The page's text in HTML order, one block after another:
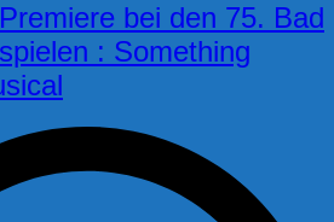
bei den 75. Bad
: Something